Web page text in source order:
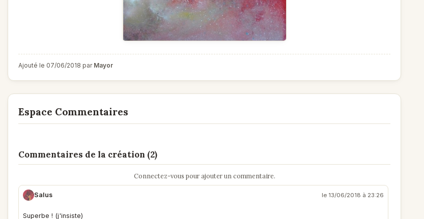
Ajouté le 07/06/2018 par Mayor
Espace Commentaires
Commentaires de la création (2)
Connectez-vous pour ajouter un commentaire.
Salus le 13/06/2018 à 23:26
Superbe ! (j'insiste)